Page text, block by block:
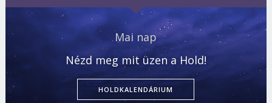
Mai nap
Nézd meg mit üzen a Hold!
HOLDKALENDÁRIUM